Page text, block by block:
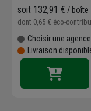
soit 132,91 € / boîte
dont 0,65 € éco-
Choisir une
Livraison